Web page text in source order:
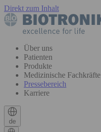
Direkt zum Inhalt
Über uns
Patienten
Produkte
Medizinische Fachkräfte
Pressebereich
Karriere
de